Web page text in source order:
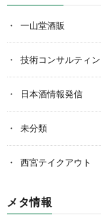
一山堂酒販
技術コンサルティ
日本酒情報発信
未分類
西宮テイクアウト
メタ情報